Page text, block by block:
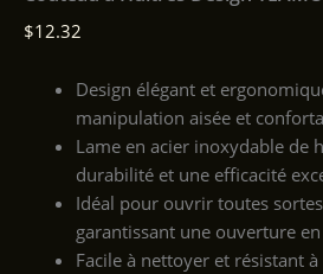
$12.32
Design élégant et
manipulation aisée et
Lame en acier inoxydable de
durabilité et une efficacité
Idéal pour ouvrir toutes
garantissant une ouverture
Facile à nettoyer et résistant